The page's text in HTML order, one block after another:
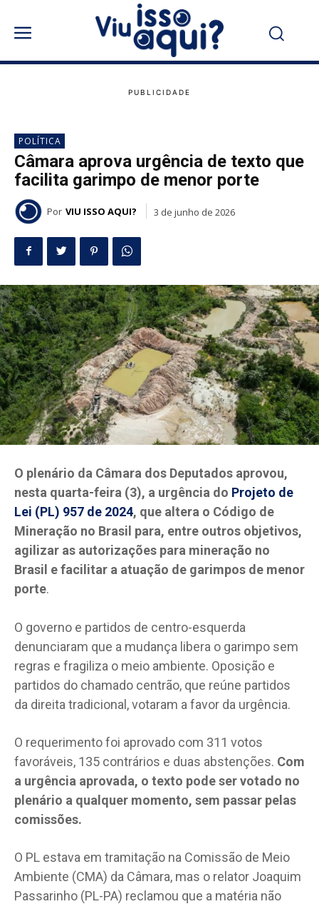
POLÍTICA
Câmara aprova urgência de texto que
facilita garimpo de menor porte
Por VIU ISSO AQUI? 3 de junho de 2026
O plenário da Câmara dos Deputados aprovou,
nesta quarta-feira (3), a urgência do Projeto de
Lei (PL) 957 de 2024, que altera o Código de
Mineração no Brasil para, entre outros objetivos,
agilizar as autorizações para mineração no
Brasil e facilitar a atuação de garimpos de menor
porte.
O governo e partidos de centro-esquerda
denunciaram que a mudança libera o garimpo sem
regras e fragiliza o meio ambiente. Oposição e
partidos do chamado centrão, que reúne partidos
da direita tradicional, votaram a favor da urgência.
O requerimento foi aprovado com 311 votos
favoráveis, 135 contrários e duas abstenções. Com
a urgência aprovada, o texto pode ser votado no
plenário a qualquer momento, sem passar pelas
comissões.
O PL estava em tramitação na Comissão de Meio
Ambiente (CMA) da Câmara, mas o relator Joaquim
Passarinho (PL-PA) reclamou que a matéria não